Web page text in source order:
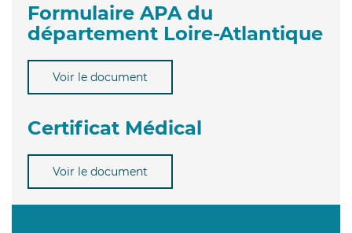
Formulaire APA du
département Loire-Atlantique
Voir le document
Certificat Médical
Voir le document